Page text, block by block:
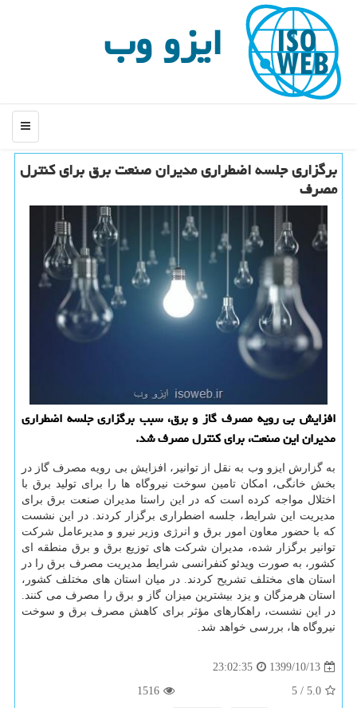
ایزو وب
منو
برگزاری جلسه اضطراری مدیران صنعت برق برای كنترل
مصرف
افزایش بی رویه مصرف گاز و برق، سبب برگزاری جلسه اضطراری
مدیران این صنعت، برای کنترل مصرف شد.
به گزارش ایزو وب به نقل از توانیر، افزایش بی رویه مصرف گاز در
بخش خانگی، امکان تامین سوخت نیروگاه ها را برای تولید برق با
اختلال مواجه کرده است که در این راستا مدیران صنعت برق برای
مدیریت این شرایط، جلسه اضطراری برگزار کردند. در این نشست
که با حضور معاون امور برق و انرژی وزیر نیرو و مدیرعامل شرکت
توانیر برگزار شده، مدیران شرکت های توزیع برق و برق منطقه ای
کشور، به صورت ویدئو کنفرانسی شرایط مدیریت مصرف برق را در
استان های مختلف تشریح کردند. در میان استان های مختلف کشور،
استان هرمزگان و یزد بیشترین میزان گاز و برق را مصرف می کنند.
در این نشست، راهکارهای مؤثر برای کاهش مصرف برق و سوخت
نیروگاه ها، بررسی خواهد شد.
1399/10/13
23:02:35
5.0
/
5
1516